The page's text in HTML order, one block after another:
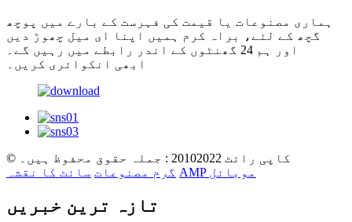
ہماری مصنوعات یا قیمت کی فہرست کے بارے میں پوچھ
گچھ کے لئے، براہ کرم ہمیں اپنا ای میل چھوڑ دیں
اور ہم 24 گھنٹوں کے اندر رابطے میں رہیں گے۔
ابھی انکوائری کریں۔
© کاپی رائٹ 20102022 : جملہ حقوق محفوظ ہیں۔
گرم مصنوعات سائٹ کا نقشہ AMP موبائل
تازہ ترین خبریں